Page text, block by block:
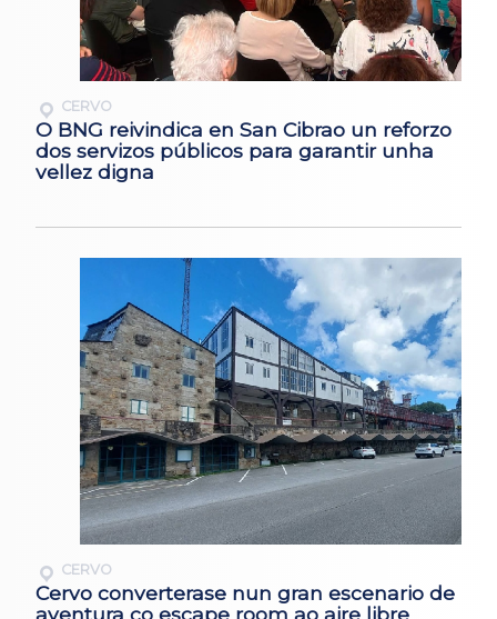
CERVO
O BNG reivindica en San Cibrao un reforzo
dos servizos públicos para garantir unha
vellez digna
CERVO
Cervo converterase nun gran escenario de
aventura co escape room ao aire libre